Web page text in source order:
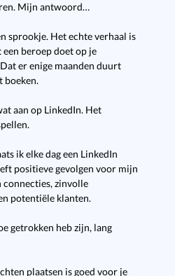
Mijn antwoord…
sprookje. Het echte verhaal is
beroep doet op je
er enige maanden duurt
boeken.
aan op LinkedIn. Het
ik elke dag een LinkedIn
positieve gevolgen voor mijn
connecties, zinvolle
potentiële klanten.
getrokken heb zijn, lang
plaatsen is goed voor je